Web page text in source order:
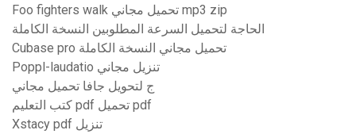
Foo fighters walk تحميل مجاني mp3 zip
الحاجة لتحميل السرعة المطلوبين النسخة الكاملة
Cubase pro تحميل مجاني النسخة الكاملة
Poppl-laudatio تنزيل مجاني
ج لتحويل جافا تحميل مجاني
كتب التعليم pdf تحميل pdf
Xstacy pdf تنزيل